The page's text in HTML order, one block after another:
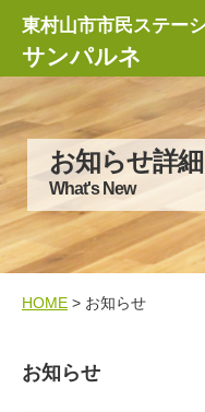
東村山市市民ステー
サンパルネ
お知らせ詳細
What's New
HOME > お知らせ
お知らせ